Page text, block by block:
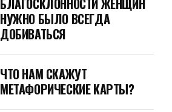
БЛАГОСКЛОННОСТИ ЖЕНЩИН
НУЖНО БЫЛО ВСЕГДА
ДОБИВАТЬСЯ
ЧТО НАМ СКАЖУТ
МЕТАФОРИЧЕСКИЕ КАРТЫ?